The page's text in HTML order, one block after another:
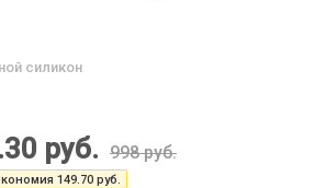
силикон
руб. 998руб.
149.70 руб.